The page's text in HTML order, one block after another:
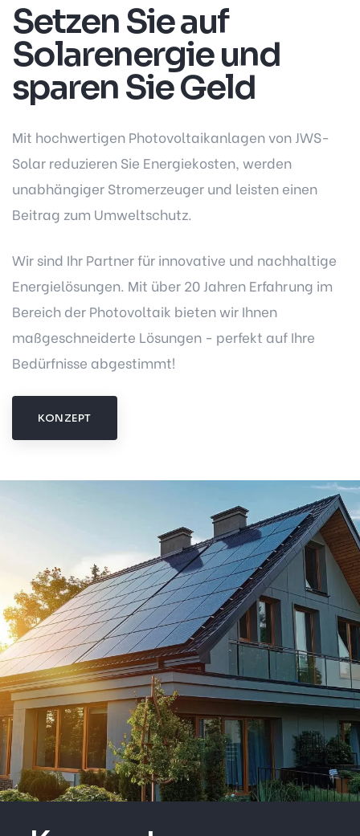
Setzen Sie auf
Solarenergie und
sparen Sie Geld
Mit hochwertigen Photovoltaikanlagen von JWS-
Solar reduzieren Sie Energiekosten, werden
unabhängiger Stromerzeuger und leisten einen
Beitrag zum Umweltschutz.
Wir sind Ihr Partner für innovative und nachhaltige
Energielösungen. Mit über 20 Jahren Erfahrung im
Bereich der Photovoltaik bieten wir Ihnen
maßgeschneiderte Lösungen - perfekt auf Ihre
Bedürfnisse abgestimmt!
KONZEPT